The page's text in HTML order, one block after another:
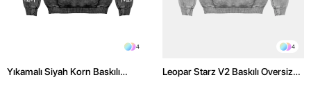
4
Yıkamalı Siyah Korn Baskılı
4
Leopar Starz V2 Baskılı Oversize